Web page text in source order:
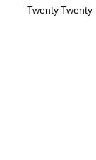
Twenty